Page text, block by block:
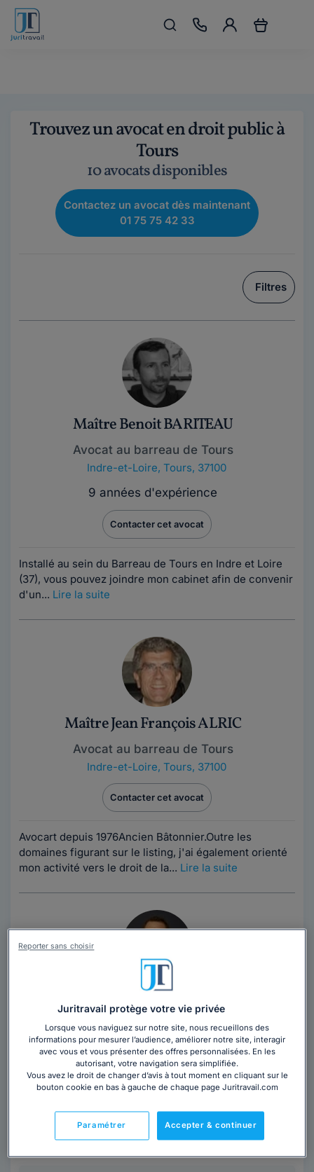
Trouvez un avocat en droit public à
Tours
10 avocats disponibles
Contactez un avocat dès maintenant
01 75 75 42 33
Filtres
Maître Benoit BARITEAU
Avocat au barreau de Tours
Indre-et-Loire, Tours, 37100
9 années d'expérience
Contacter cet avocat
Installé au sein du Barreau de Tours en Indre et Loire
(37), vous pouvez joindre mon cabinet afin de convenir
d'un... Lire la suite
Maître Jean François ALRIC
Avocat au barreau de Tours
Indre-et-Loire, Tours, 37100
Contacter cet avocat
Avocart depuis 1976Ancien Bâtonnier.Outre les
domaines figurant sur le listing, j'ai également orienté
mon activité vers le droit de la... Lire la suite
Cabinet THÉODORE CATRY
Avocat au barreau de Tours
Indre-et-Loire,Tours, 37100
Contacter ce cabinet
Avocat en droit public à Tours (Indre-et-Loire),
intervenant en conseil et contentieux dans tout type de
relation ou litige entre une...Lire la suite
Juritravail protège votre vie privée
Lorsque vous naviguez sur notre site, nous recueillons des
informations pour mesurer l’audience, améliorer notre site, interagir
avec vous et vous présenter des offres personnalisées. En les
autorisant, votre navigation sera simplifiée.
Vous avez le droit de changer d’avis à tout moment en cliquant sur le
bouton cookie en bas à gauche de chaque page Juritravail.com
Accepter & continuer
Paramétrer
Reporter sans choisir